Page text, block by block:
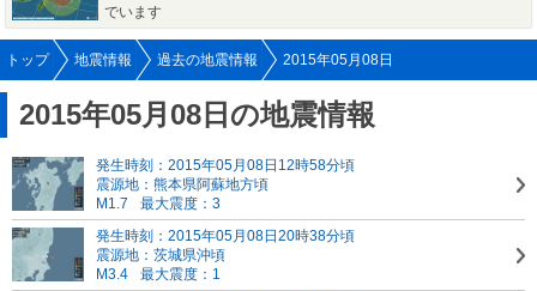
でいます
トップ 地震情報 過去の地震情報 2015年05月08日
2015年05月08日の地震情報
発生時刻：2015年05月08日12時58分頃
震源地：熊本県阿蘇地方頃
M1.7
最大震度：3
発生時刻：2015年05月08日20時38分頃
震源地：茨城県沖頃
M3.4
最大震度：1